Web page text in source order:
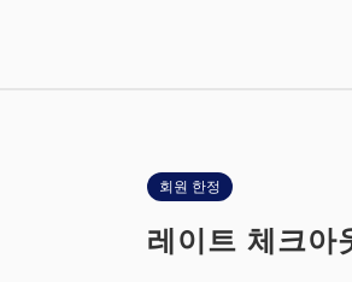
회원 한정
레이트 체크아